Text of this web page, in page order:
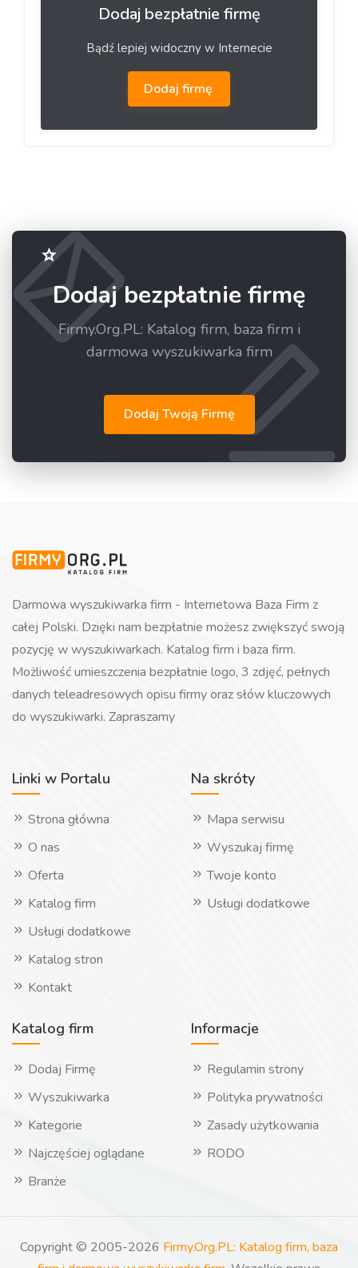
Dodaj bezpłatnie firmę
Bądź lepiej widoczny w Internecie
Dodaj firmę
Dodaj bezpłatnie firmę
Firmy.Org.PL: Katalog firm, baza firm i
darmowa wyszukiwarka firm
Dodaj Twoją Firmę
Darmowa wyszukiwarka firm - Internetowa Baza Firm z
całej Polski. Dzięki nam bezpłatnie możesz zwiększyć swoją
pozycję w wyszukiwarkach. Katalog firm i baza firm.
Możliwość umieszczenia bezpłatnie logo, 3 zdjęć, pełnych
danych teleadresowych opisu firmy oraz słów kluczowych
do wyszukiwarki. Zapraszamy
Linki w Portalu
Strona główna
O nas
Oferta
Katalog firm
Usługi dodatkowe
Katalog stron
Kontakt
Na skróty
Mapa serwisu
Wyszukaj firmę
Twoje konto
Usługi dodatkowe
Katalog firm
Dodaj Firmę
Wyszukiwarka
Kategorie
Najczęściej oglądane
Branże
Informacje
Regulamin strony
Polityka prywatności
Zasady użytkowania
RODO
Copyright © 2005-2026 Firmy.Org.PL: Katalog firm, baza